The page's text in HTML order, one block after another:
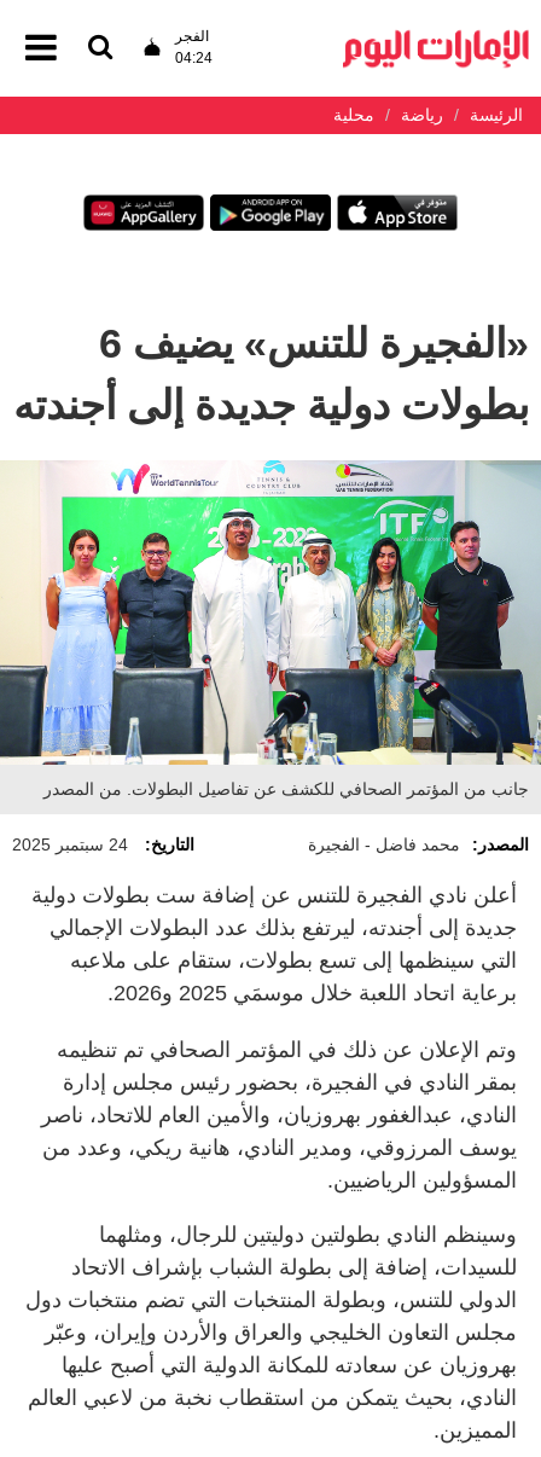
الفجر
04:24
الرئيسة رياضة محلية
«الفجيرة للتنس» يضيف 6
بطولات دولية جديدة إلى أجندته
جانب من المؤتمر الصحافي للكشف عن تفاصيل البطولات. من المصدر
المصدر: محمد فاضل - الفجيرة التاريخ: 24 سبتمبر 2025
أعلن نادي الفجيرة للتنس عن إضافة ست بطولات دولية
جديدة إلى أجندته، ليرتفع بذلك عدد البطولات الإجمالي
التي سينظمها إلى تسع بطولات، ستقام على ملاعبه
برعاية اتحاد اللعبة خلال موسمَي 2025 و2026.
وتم الإعلان عن ذلك في المؤتمر الصحافي تم تنظيمه
بمقر النادي في الفجيرة، بحضور رئيس مجلس إدارة
النادي، عبدالغفور بهروزيان، والأمين العام للاتحاد، ناصر
يوسف المرزوقي، ومدير النادي، هانية ريكي، وعدد من
المسؤولين الرياضيين.
وسينظم النادي بطولتين دوليتين للرجال، ومثلهما
للسيدات، إضافة إلى بطولة الشباب بإشراف الاتحاد
الدولي للتنس، وبطولة المنتخبات التي تضم منتخبات دول
مجلس التعاون الخليجي والعراق والأردن وإيران، وعبّر
بهروزيان عن سعادته للمكانة الدولية التي أصبح عليها
النادي، بحيث يتمكن من استقطاب نخبة من لاعبي العالم
المميزين.